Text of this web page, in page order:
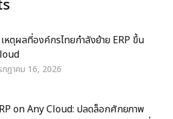
หตุผลที่องค์กรไทยกำลังย้าย ERP ขึ้น
กฎาคม 16, 2026
on Any Cloud: ปลดล็อกศักยภาพ